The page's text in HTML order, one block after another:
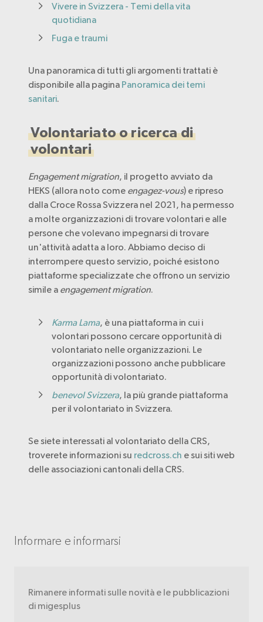
Vivere in Svizzera - Temi della vita
quotidiana
Fuga e traumi
Una panoramica di tutti gli argomenti trattati è
disponibile alla pagina Panoramica dei temi
sanitari.
Volontariato o ricerca di
volontari
Engagement migration, il progetto avviato da
HEKS (allora noto come engagez-vous) e ripreso
dalla Croce Rossa Svizzera nel 2021, ha permesso
a molte organizzazioni di trovare volontari e alle
persone che volevano impegnarsi di trovare
un'attività adatta a loro. Abbiamo deciso di
interrompere questo servizio, poiché esistono
piattaforme specializzate che offrono un servizio
simile a engagement migration.
Karma Lama, è una piattaforma in cui i
volontari possono cercare opportunità di
volontariato nelle organizzazioni. Le
organizzazioni possono anche pubblicare
opportunità di volontariato.
benevol Svizzera, la più grande piattaforma
per il volontariato in Svizzera.
Se siete interessati al volontariato della CRS,
troverete informazioni su redcross.ch e sui siti web
delle associazioni cantonali della CRS.
Informare e informarsi
Rimanere informati sulle novità e le pubblicazioni
di migesplus